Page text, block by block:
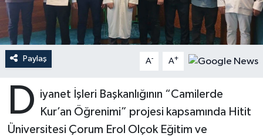
Paylaş A- A+
D iyanet İşleri Başkanlığının “Camilerde
Kur’an Öğrenimi” projesi kapsamında Hitit
Üniversitesi Çorum Erol Olçok Eğitim ve
Aydın Müftülüğü
Balıkesir Müftülüğü
Bartın Müftülüğü
Batman Müftülüğü
Bayburt Müftülüğü
Mukabele
Peygamberimizin Hayatı
Ramazan
Sahabeler
Zekat
DİYANET GENÇLİK
DİYANET RADYO/TV
DEPREM
Dünya
Eğitim